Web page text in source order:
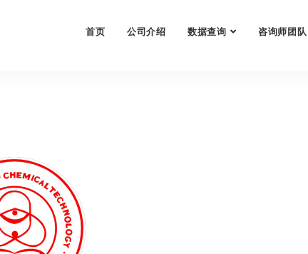
首页 公司介绍 数据查询 咨询师团队